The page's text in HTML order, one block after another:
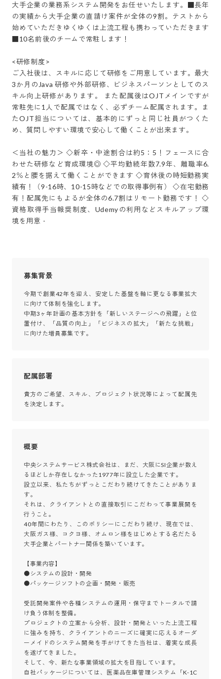
大手企業の業務系システム開発をお任せいたします。■長年
の実績から大手企業の直請け案件が全体の9割。テストから
始めていただきゆくゆくは上流工程も携わっていただきます
■10名前後のチームで常駐します！
<研修制度>
ご入社後は、スキルに応じて研修をご用意しています。最大
3か月のJava 研修や外部研修、ビジネスパーソンとしてのス
キル向上研修があります。 また配属後はOJTメインですが
常駐先に1人で配属ではなく、必ずチーム配属されます。ま
たOJT担当については、基本的にずっと同じ社員がつくた
め、質問しやすい環境で安心して働くことが出来ます。
＜当社の魅力＞ ◇新卒・中途割合は約5：5！フェースに合
わせた研修など育成環境◎ ◇平均勤続年数7.9年、離職率6.
2％と腰を据えて働くことができます ◇育休後の時短勤務実
績有！（9-16時、10-15時などでの取得事例有） ◇在宅勤務
有！配属先にもよるが全体の6.7割はリモート勤務です！ ◇
資格取得手当報奨制度、Udemyの利用などスキルアップ環
境を用意 -
募集背景
今期で創業42年を迎え、安定した基盤を軸に更なる事業拡大
に向けて体制を強化します。
中期3ヶ年計画の基本方針を「新しいステージへの飛躍」と位
置付け、「品質の向上」「ビジネスの拡大」「新たな挑戦」
に向けた増員募集です。
配属部署
貴方のご希望、スキル、プロジェクト状況等によって配属先
を決定します。
概要
中央システムサービス株式会社は、まだ、大阪にSI企業が数え
るほどしか存在しなかった1977年に設立した企業です。
設立以来、私たちがずっとこだわり続けてきたことがありま
す。
それは、クライアントとの直接取引にこだわって事業展開を
行うこと。
40年間にわたり、このポリシーにこだわり続け、現在では、
大阪ガス様、コクヨ様、オムロン様をはじめとする名だたる
大手企業とパートナー関係を築いています。
【事業内容】
●システムの設計・開発
●パッケージソフトの企画・開発・販売
受託開発案件や各種システムの運用・保守までトータルで請
け負う体制を整備。
プロジェクトの立案から分析、設計・開発といった上流工程
に強みを持ち、クライアントのニーズに確実に応えるオーダ
ーメイドのシステム開発を手がけてきた当社は、着実な成長
を遂げてきました。
そして、今、新たな事業領域の拡大を目指しています。
自社パッケージについては、医薬品在庫管理システム「K-1C